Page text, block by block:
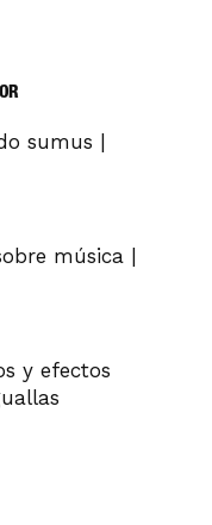
sumus |
música |
y efectos